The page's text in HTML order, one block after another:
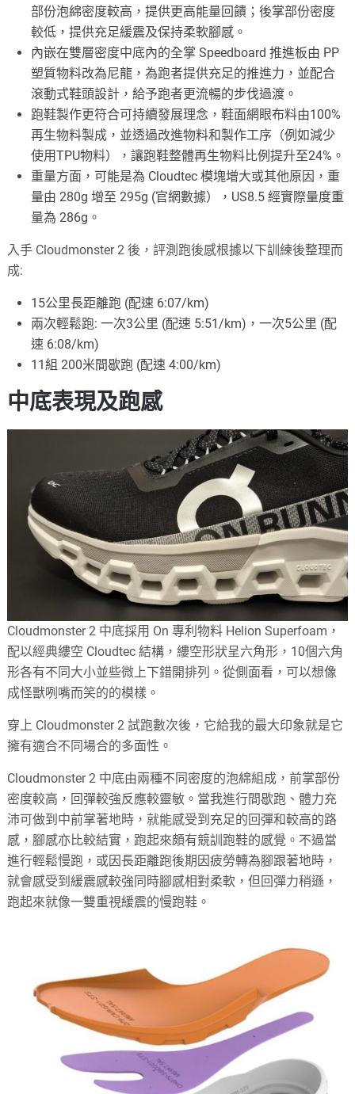
部份泡綿密度較高，提供更高能量回饋；後掌部份密度
較低，提供充足緩震及保持柔軟腳感。
內嵌在雙層密度中底內的全掌 Speedboard 推進板由 PP
塑質物料改為尼龍，為跑者提供充足的推進力，並配合
滾動式鞋頭設計，給予跑者更流暢的步伐過渡。
跑鞋製作更符合可持續發展理念，鞋面網眼布料由100%
再生物料製成，並透過改進物料和製作工序（例如減少
使用TPU物料），讓跑鞋整體再生物料比例提升至24%。
重量方面，可能是為 Cloudtec 模塊增大或其他原因，重
量由 280g 增至 295g (官網數據），US8.5 經實際量度重
量為 286g。
入手 Cloudmonster 2 後，評測跑後感根據以下訓練後整理而
成:
15公里長距離跑 (配速 6:07/km)
兩次輕鬆跑: 一次3公里 (配速 5:51/km)，一次5公里 (配
速 6:08/km)
11組 200米間歇跑 (配速 4:00/km)
中底表現及跑感
Cloudmonster 2 中底採用 On 專利物料 Helion Superfoam，
配以經典縷空 Cloudtec 結構，縷空形狀呈六角形，10個六角
形各有不同大小並些微上下錯開排列。從側面看，可以想像
成怪獸咧嘴而笑的的模樣。
穿上 Cloudmonster 2 試跑數次後，它給我的最大印象就是它
擁有適合不同場合的多面性。
Cloudmonster 2 中底由兩種不同密度的泡綿組成，前掌部份
密度較高，回彈較強反應較靈敏。當我進行間歇跑、體力充
沛可做到中前掌著地時，就能感受到充足的回彈和較高的路
感，腳感亦比較結實，跑起來頗有競訓跑鞋的感覺。不過當
進行輕鬆慢跑，或因長距離跑後期因疲勞轉為腳跟著地時，
就會感受到緩震感較強同時腳感相對柔軟，但回彈力稍遜，
跑起來就像一雙重視緩震的慢跑鞋。